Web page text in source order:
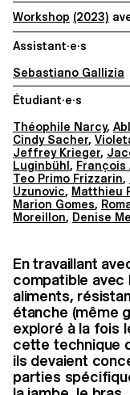
Workshop (2023)
Assistant·e·s
Sebastiano Gallizia
Étudiant·e·s
Théophile Narcy,
Cindy Sacher,
Jeffrey Krieger,
Luginbühl , François
Teo Primo Frizzarin,
Uzunovic, Matthieu
Marion Gomes,
Moreillon, Denise
En travaillant
compatible avec
aliments,
étanche (même
exploré à la fois
cette technique
ils devaient
parties